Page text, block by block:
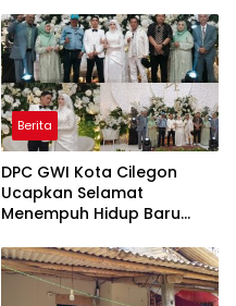
Gratis
Berita
DPC GWI Kota Cilegon
Ucapkan Selamat
Menempuh Hidup Baru
Tuanku Ihza Kemalsya
Damanik